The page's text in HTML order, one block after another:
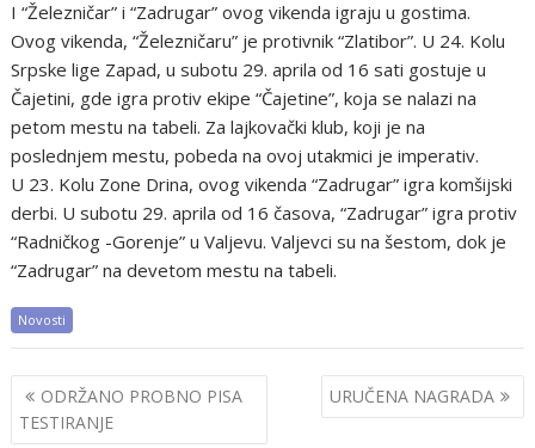
I “Železničar” i “Zadrugar” ovog vikenda igraju u gostima.
Ovog vikenda, “Železničaru” je protivnik “Zlatibor”. U 24. Kolu
Srpske lige Zapad, u subotu 29. aprila od 16 sati gostuje u
Čajetini, gde igra protiv ekipe “Čajetine”, koja se nalazi na
petom mestu na tabeli. Za lajkovački klub, koji je na
poslednjem mestu, pobeda na ovoj utakmici je imperativ.
U 23. Kolu Zone Drina, ovog vikenda “Zadrugar” igra komšijski
derbi. U subotu 29. aprila od 16 časova, “Zadrugar” igra protiv
“Radničkog -Gorenje” u Valjevu. Valjevci su na šestom, dok je
“Zadrugar” na devetom mestu na tabeli.
Novosti
Post
navigation
ODRŽANO PROBNO PISA
TESTIRANJE
URUČENA NAGRADA